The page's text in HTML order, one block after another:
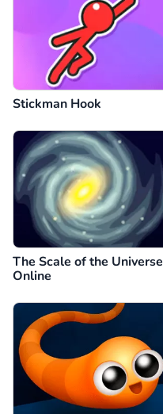
Stickman Hook
The Scale of the Universe
Online